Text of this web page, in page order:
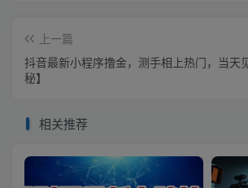
上一篇
抖音最新小程序撸金，测手相上热门，当天
秘】
相关推荐